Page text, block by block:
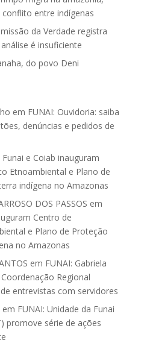
entre indígenas
da Verdade registra
é insuficiente
do povo Deni
em FUNAI: Ouvidoria: saiba
denúncias e pedidos de
Funai e Coiab inauguram
Etnoambiental e Plano de
indígena no Amazonas
DOS PASSOS em
Centro de
e Plano de Proteção
no Amazonas
em FUNAI: Gabriela
Regional
entrevistas com servidores
em FUNAI: Unidade da Funai
promove série de ações